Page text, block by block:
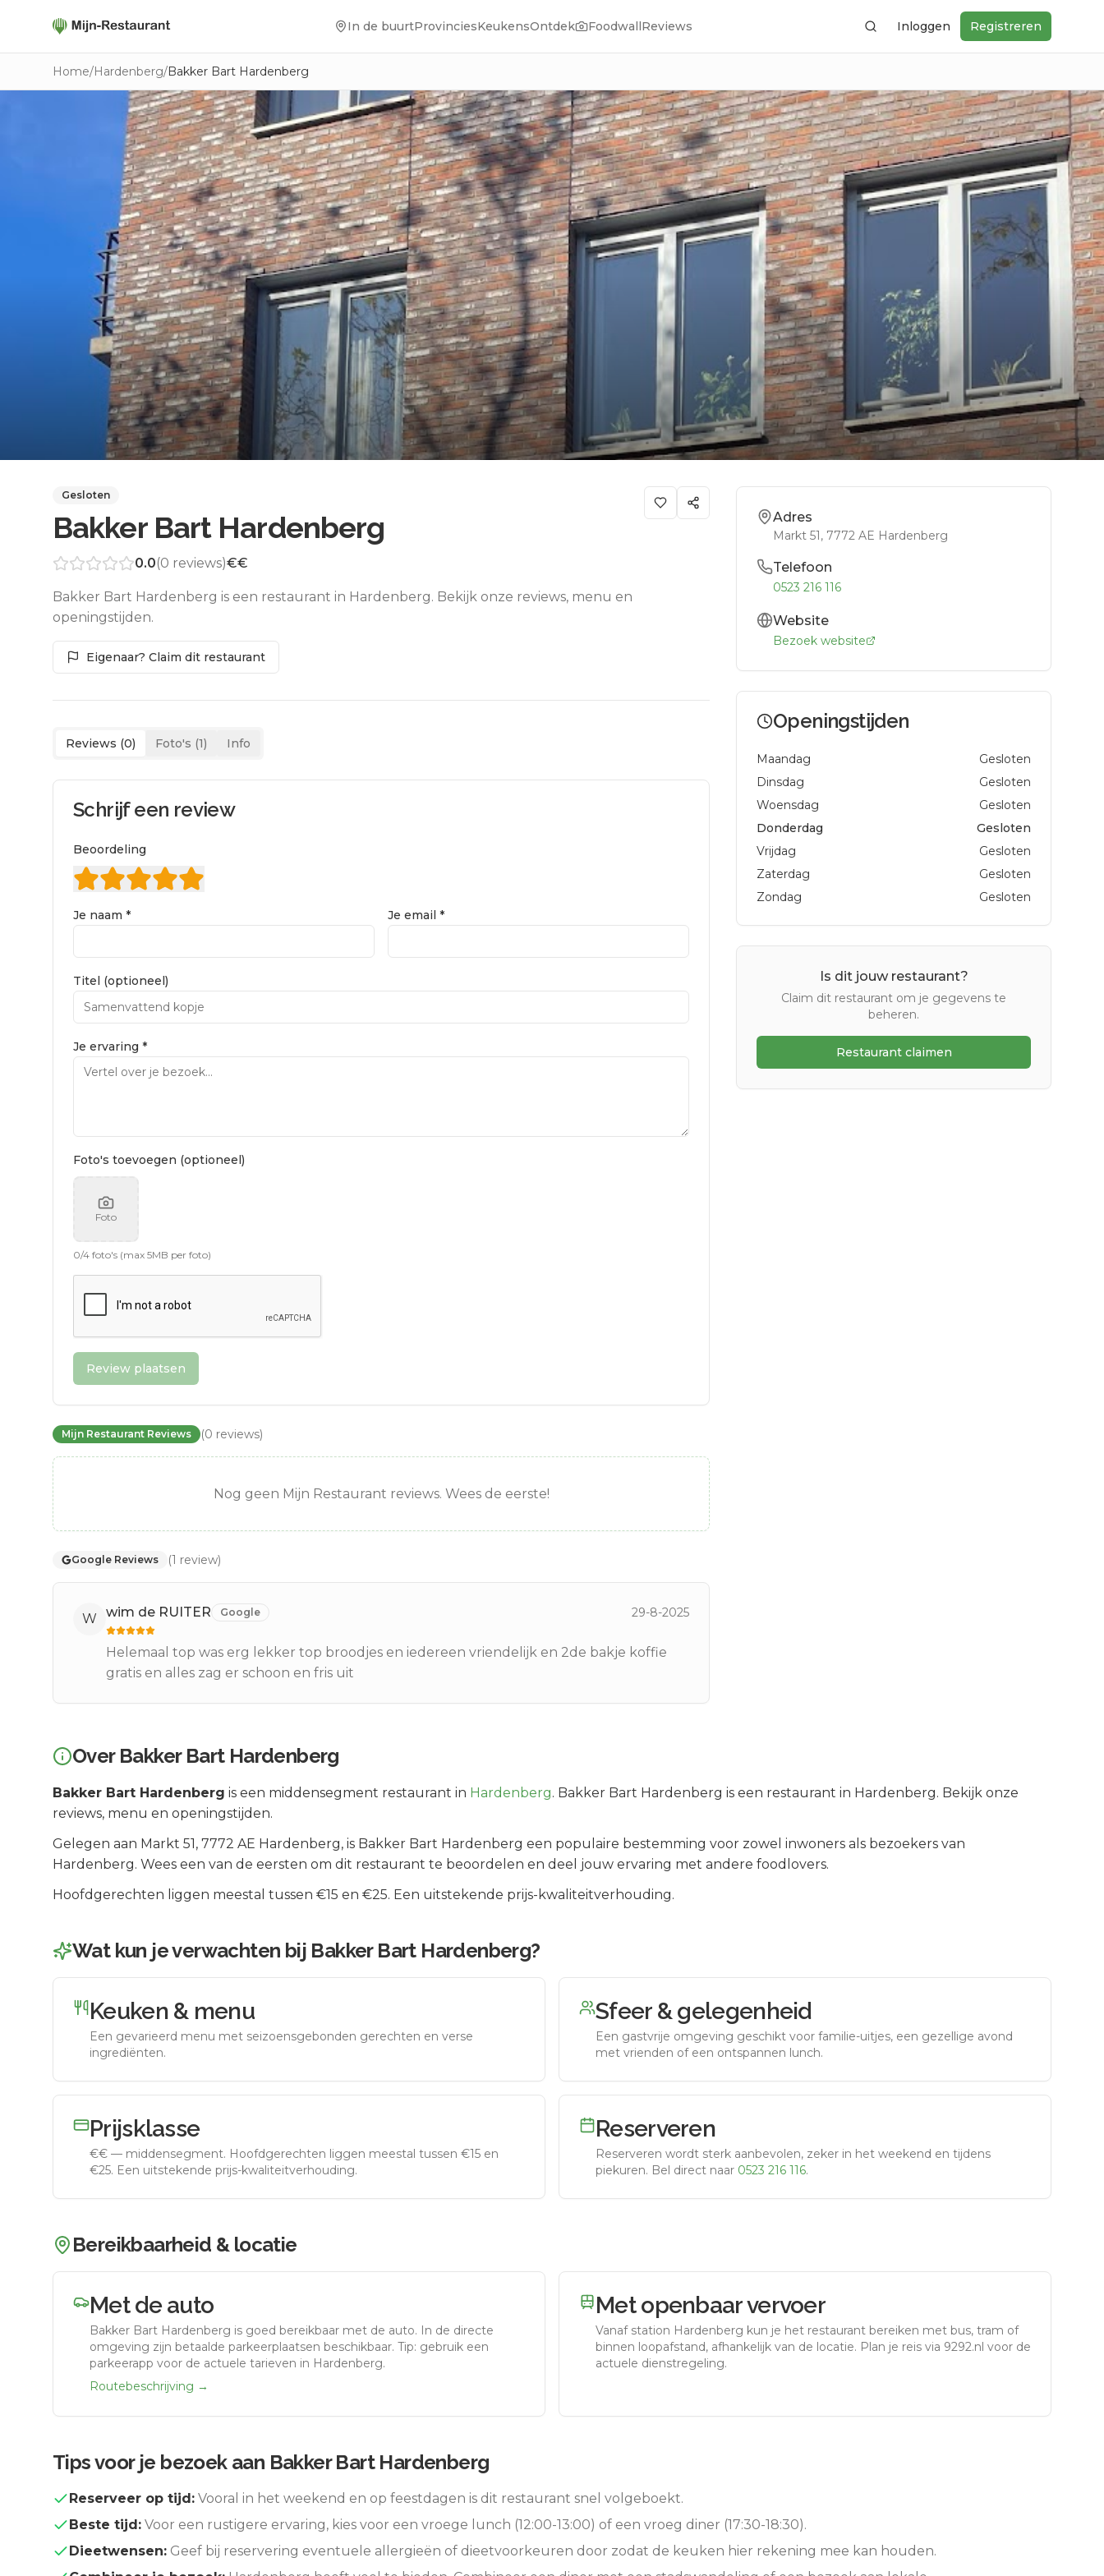
In de buurtProvinciesKeukensOntdek FoodwallReviews ZoekenInloggen Registreren
Home/Hardenberg/Bakker Bart Hardenberg
Gesloten
Bakker Bart Hardenberg
0.0(0 reviews)€€
Bakker Bart Hardenberg is een restaurant in Hardenberg. Bekijk onze reviews, menu en
openingstijden.
Eigenaar? Claim dit restaurant
Reviews (0) Foto's (1) Info
Schrijf een review
Beoordeling
Je naam * Je email *
Titel (optioneel)
Je ervaring *
Foto's toevoegen (optioneel)
Foto
0/4 foto's (max 5MB per foto)
Review plaatsen
Mijn Restaurant Reviews (0 reviews)
Nog geen Mijn Restaurant reviews. Wees de eerste!
Google Reviews (1 review)
W wim de RUITER Google 29-8-2025
Helemaal top was erg lekker top broodjes en iedereen vriendelijk en 2de bakje koffie
gratis en alles zag er schoon en fris uit
Adres
Markt 51, 7772 AE Hardenberg
Telefoon
0523 216 116
Website
Bezoek website
Openingstijden
Maandag
Gesloten
Dinsdag
Gesloten
Woensdag
Gesloten
Donderdag
Gesloten
Vrijdag
Gesloten
Zaterdag
Gesloten
Zondag
Gesloten
Is dit jouw restaurant?
Claim dit restaurant om je gegevens te
beheren.
Restaurant claimen
Over Bakker Bart Hardenberg
Bakker Bart Hardenberg is een middensegment restaurant in Hardenberg. Bakker Bart Hardenberg is een restaurant in Hardenberg. Bekijk onze
reviews, menu en openingstijden.
Gelegen aan Markt 51, 7772 AE Hardenberg, is Bakker Bart Hardenberg een populaire bestemming voor zowel inwoners als bezoekers van
Hardenberg. Wees een van de eersten om dit restaurant te beoordelen en deel jouw ervaring met andere foodlovers.
Hoofdgerechten liggen meestal tussen €15 en €25. Een uitstekende prijs-kwaliteitverhouding.
Wat kun je verwachten bij Bakker Bart Hardenberg?
Keuken & menu
Een gevarieerd menu met seizoensgebonden gerechten en verse
ingrediënten.
Sfeer & gelegenheid
Een gastvrije omgeving geschikt voor familie-uitjes, een gezellige avond
met vrienden of een ontspannen lunch.
Prijsklasse
€€ — middensegment. Hoofdgerechten liggen meestal tussen €15 en
€25. Een uitstekende prijs-kwaliteitverhouding.
Reserveren
Reserveren wordt sterk aanbevolen, zeker in het weekend en tijdens
piekuren. Bel direct naar 0523 216 116.
Bereikbaarheid & locatie
Met de auto
Bakker Bart Hardenberg is goed bereikbaar met de auto. In de directe
omgeving zijn betaalde parkeerplaatsen beschikbaar. Tip: gebruik een
parkeerapp voor de actuele tarieven in Hardenberg.
Routebeschrijving →
Met openbaar vervoer
Vanaf station Hardenberg kun je het restaurant bereiken met bus, tram of
binnen loopafstand, afhankelijk van de locatie. Plan je reis via 9292.nl voor de
actuele dienstregeling.
Tips voor je bezoek aan Bakker Bart Hardenberg
Reserveer op tijd: Vooral in het weekend en op feestdagen is dit restaurant snel volgeboekt.
Beste tijd: Voor een rustigere ervaring, kies voor een vroege lunch (12:00-13:00) of een vroeg diner (17:30-18:30).
Dieetwensen: Geef bij reservering eventuele allergieën of dieetvoorkeuren door zodat de keuken hier rekening mee kan houden.